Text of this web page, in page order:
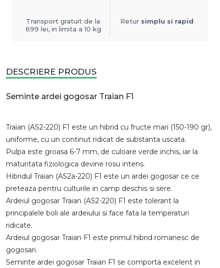
Transport gratuit de la
699 lei, in limita a 10 kg
Retur simplu si rapid
DESCRIERE PRODUS
Seminte ardei gogosar Traian F1
Traian (AS2-220) F1 este un hibrid cu fructe mari (150-190 gr),
uniforme, cu un continut ridicat de substanta uscata.
Pulpa este groasa 6-7 mm, de culoare verde inchis, iar la
maturitata fiziologica devine rosu intens.
Hibridul Traian (AS2a-220) F1 este un ardei gogosar ce ce
preteaza pentru culturile in camp deschis si sere.
Ardeiul gogosar Traian (AS2-220) F1 este tolerant la
principalele boli ale ardeiului si face fata la temperaturi
ridicate.
Ardeiul gogosar Traian F1 este primul hibrid romanesc de
gogosari.
Seminte ardei gogosar Traian F1 se comporta excelent in